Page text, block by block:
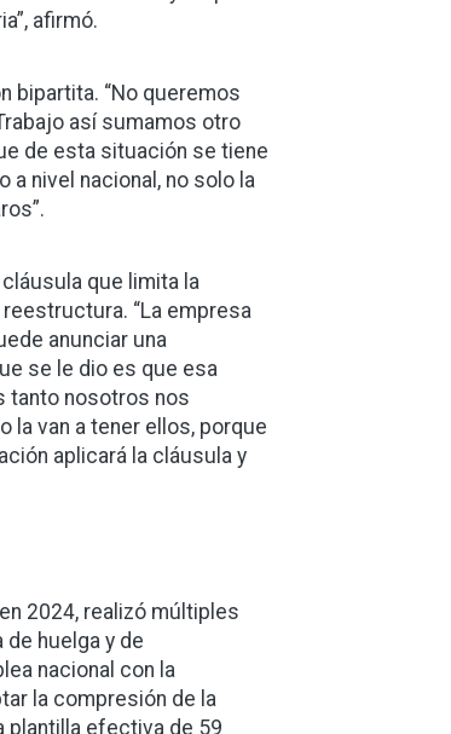
afirmó.
bipartita. “No queremos
así sumamos otro
de esta situación se tiene
a nivel nacional, no solo la
que limita la
“La empresa
anunciar una
se le dio es que esa
tanto nosotros nos
la van a tener ellos, porque
aplicará la cláusula y
2024, realizó múltiples
huelga y de
nacional con la
la compresión de la
plantilla efectiva de 59